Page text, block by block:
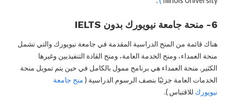
6- منحة جامعة نيويورك بدون IELTS
هناك قائمة من المنح الدراسية المقدمة في جامعة نيويورك والتي تشمل
منحة العمداء، ومنح الخدمة العامة، ومنح القادة التنفيذيين وغيرها
الكثير. منحة العمداء هي برنامج ممول بالكامل في حين يتم تمويل منحة
الخدمات العامة جزئيًا بنصف الرسوم الدراسية ( منح جامعة
نيويورك للاقتباس ).